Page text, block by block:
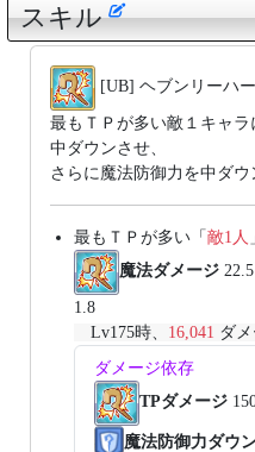
スキル
[UB] ヘブンリーハ
最もＴＰが多い敵１キャ
中ダウンさせ、
さらに魔法防御力を中ダウ
最もＴＰが多い「 敵1人
魔法ダメージ
1.8
Lv175時、 16,041 ダ
ダメージ依存
TPダメージ
魔法防御力ダウ